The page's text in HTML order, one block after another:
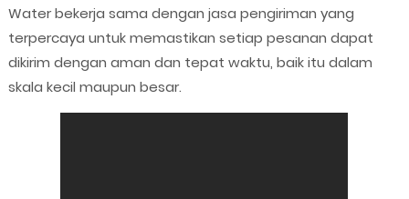
Water bekerja sama dengan jasa pengiriman yang
terpercaya untuk memastikan setiap pesanan dapat
dikirim dengan aman dan tepat waktu, baik itu dalam
skala kecil maupun besar.